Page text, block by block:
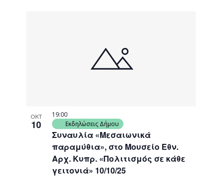
ΟΚΤ
10
Συναυλία «Μεσαιωνικά
παραμύθια», στο Μουσείο Εθν.
Αρχ. Κυπρ. «Πολιτισμός σε κάθε
γειτονιά» 10/10/25
19:00
Εκδηλώσεις Δήμου